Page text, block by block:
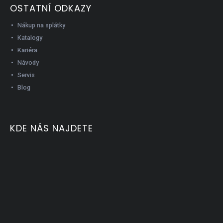
OSTATNÍ ODKAZY
Nákup na splátky
Katalogy
Kariéra
Návody
Servis
Blog
KDE NÁS NAJDETE